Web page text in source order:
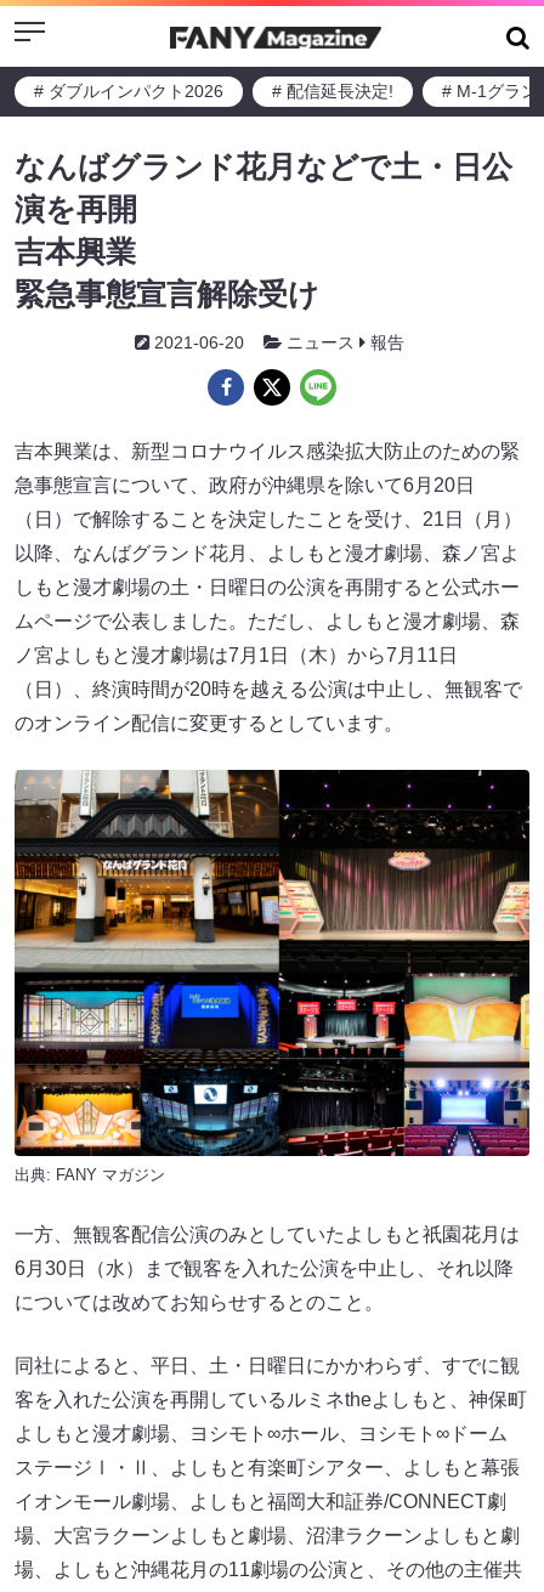
Menu
# ダブルインパクト2026 # 配信延長決定! # M-1グラン
なんばグランド花月などで土・日公
演を再開
吉本興業
緊急事態宣言解除受け
2021-06-20 ニュース 報告
吉本興業は、新型コロナウイルス感染拡大防止のための緊
急事態宣言について、政府が沖縄県を除いて6月20日
（日）で解除することを決定したことを受け、21日（月）
以降、なんばグランド花月、よしもと漫才劇場、森ノ宮よ
しもと漫才劇場の土・日曜日の公演を再開すると公式ホー
ムページで公表しました。ただし、よしもと漫才劇場、森
ノ宮よしもと漫才劇場は7月1日（木）から7月11日
（日）、終演時間が20時を越える公演は中止し、無観客で
のオンライン配信に変更するとしています。
出典: FANY マガジン
一方、無観客配信公演のみとしていたよしもと祇園花月は
6月30日（水）まで観客を入れた公演を中止し、それ以降
については改めてお知らせするとのこと。
同社によると、平日、土・日曜日にかかわらず、すでに観
客を入れた公演を再開しているルミネtheよしもと、神保町
よしもと漫才劇場、ヨシモト∞ホール、ヨシモト∞ドーム
ステージⅠ・Ⅱ、よしもと有楽町シアター、よしもと幕張
イオンモール劇場、よしもと福岡大和証券/CONNECT劇
場、大宮ラクーンよしもと劇場、沼津ラクーンよしもと劇
場、よしもと沖縄花月の11劇場の公演と、その他の主催共